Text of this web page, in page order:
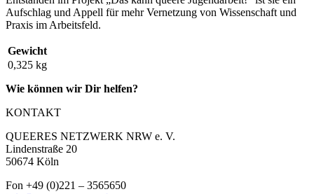
Aufschlag und Appell für mehr Vernetzung von Wissenschaft und
Praxis im Arbeitsfeld.
Gewicht
0,325 kg
Wie können wir Dir helfen?
KONTAKT
QUEERES NETZWERK NRW e. V.
Lindenstraße 20
50674 Köln
Fon +49 (0)221 – 3565650